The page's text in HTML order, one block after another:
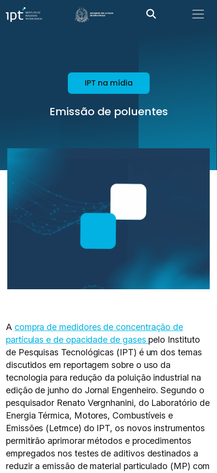
IPT na mídia
Emissão de poluentes
A compra de medidores de concentração de
partículas e de opacidade de gases pelo Instituto
de Pesquisas Tecnológicas (IPT) é um dos temas
discutidos em reportagem sobre o uso da
tecnologia para redução da poluição industrial na
edição de junho do Jornal Engenheiro. Segundo o
pesquisador Renato Vergnhanini, do Laboratório de
Energia Térmica, Motores, Combustíveis e
Emissões (Letmce) do IPT, os novos instrumentos
permitirão aprimorar métodos e procedimentos
empregados nos testes de aditivos destinados a
reduzir a emissão de material particulado (MP) com